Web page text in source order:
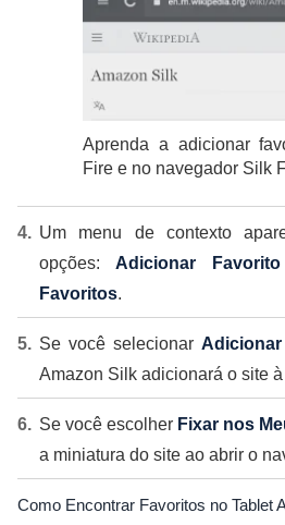
Aprenda a adicionar
Fire e no navegador Silk
Um menu de contexto
opções:Adicionar Favorito
Favoritos.
Se você selecionar
Amazon Silk adicionará o site
Se você escolher Fixar nos
a miniatura do site ao abrir o
Como Encontrar Favoritos no Tablet